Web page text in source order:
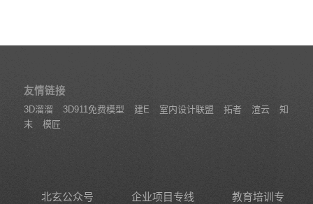
友情链接
3D溜溜 3D911免费模型 建E 室内设计联盟 拓者 渲云
知
末
模匠
北玄公众号 企业项目专线 教育培训专